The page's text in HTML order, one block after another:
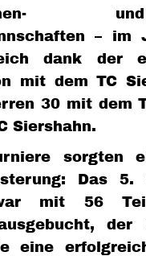
– im
dank der
mit dem TC
30 mit dem
Siershahn.
sorgten
Das 5.
mit 56
der
eine